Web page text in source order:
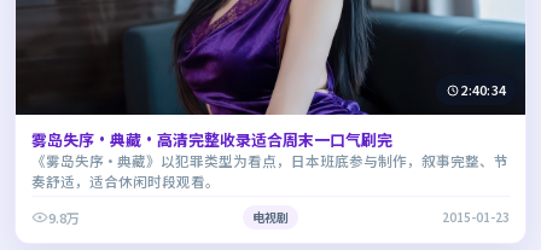
2:40:34
雾岛失序·典藏·高清完整收录适合周末一口气刷完
《雾岛失序·典藏》以犯罪类型为看点，日本班底参与制作，叙事完整、节
奏舒适，适合休闲时段观看。
9.8万
电视剧 2015-01-23